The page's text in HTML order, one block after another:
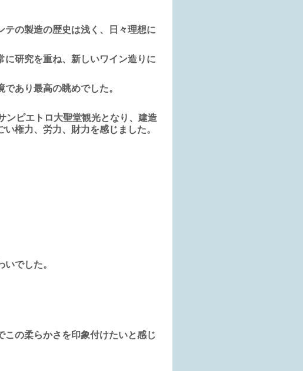
の製造の歴史は浅く、日々理想に
研究を重ね、新しいワイン造りに
あり最高の眺めでした。
ピエトロ大聖堂観光となり、建造
権力、労力、財力を感じました。
でした。
この柔らかさを印象付けたいと感じ